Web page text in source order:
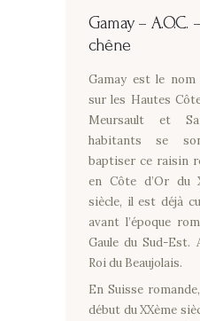
Gamay –A.O.C.
chêne
Gamay est le nom
sur les Hautes
Meursault et
habitants se
baptiser ce raisin
en Côte d’Or du
siècle, il est déjà
avant l’époque
Gaule du Sud-Est.
Roi du Beaujolais.
En Suisse
début du XXème